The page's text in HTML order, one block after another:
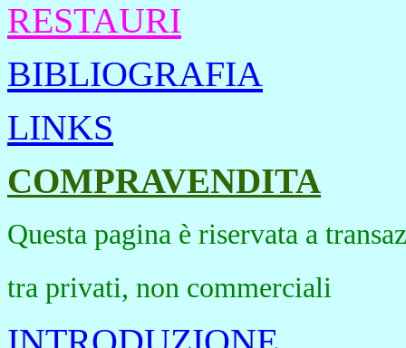
RESTAURI
BIBLIOGRAFIA
LINKS
COMPRAVENDITA
Questa pagina è riservata a
tra privati, non commerciali